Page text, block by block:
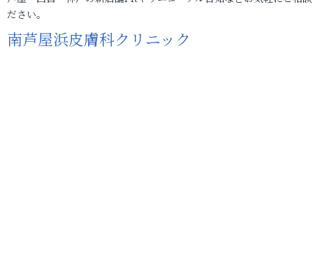
ださい。
南芦屋浜皮膚科クリニック